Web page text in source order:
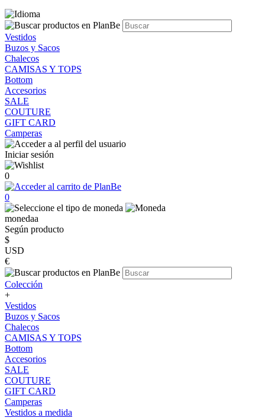
Vestidos
Buzos y Sacos
Chalecos
CAMISAS Y TOPS
Bottom
Accesorios
SALE
COUTURE
GIFT CARD
Camperas
Iniciar sesión
0
0
monedaa
Según producto
$
USD
€
Colección
+
Vestidos
Buzos y Sacos
Chalecos
CAMISAS Y TOPS
Bottom
Accesorios
SALE
COUTURE
GIFT CARD
Camperas
Vestidos a medida